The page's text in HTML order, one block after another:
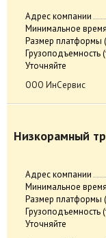
Адрес компании
Минимальное
Размер платформы
Грузоподъемность
Уточняйте
ООО ИнСервис
Низкорамный
Адрес компании
Минимальное
Размер платформы
Грузоподъемность
Уточняйте